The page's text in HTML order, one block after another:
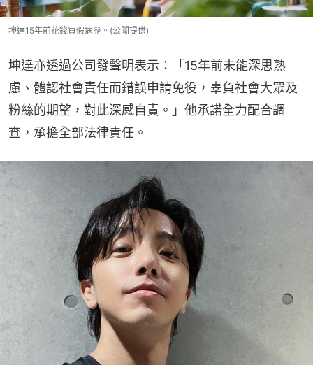
坤達15年前花錢買假病歷。(公關提供)
坤達亦透過公司發聲明表示：「15年前未能深思熟
慮、體認社會責任而錯誤申請免役，辜負社會大眾及
粉絲的期望，對此深感自責。」他承諾全力配合調
查，承擔全部法律責任。